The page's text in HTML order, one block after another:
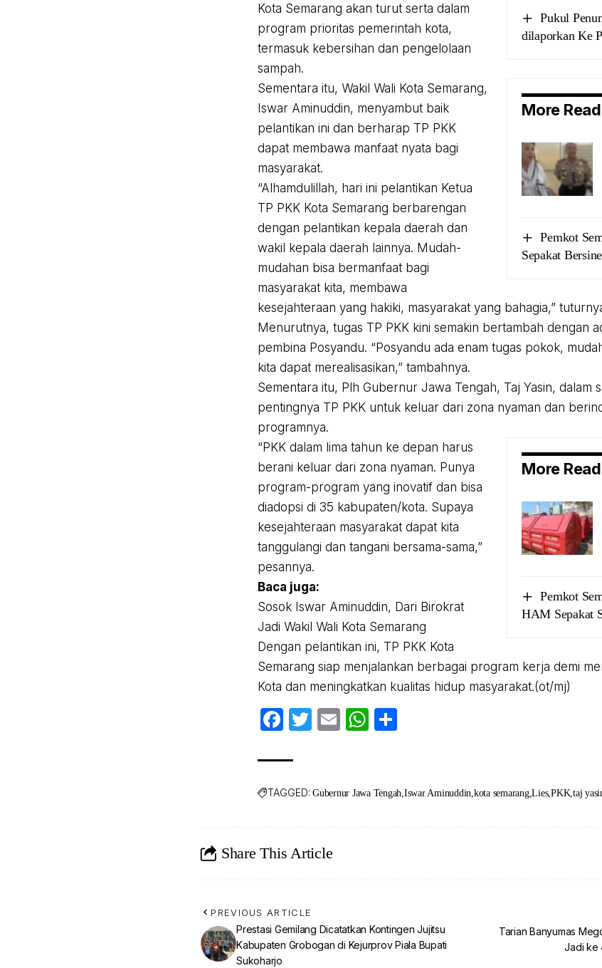
Pukul
dilaporkan Ke
Kota Semarang akan turut serta dalam
program prioritas pemerintah kota,
termasuk kebersihan dan pengelolaan
sampah.
More Read
Pemkot
Sepakat
Sementara itu, Wakil Wali Kota Semarang,
Iswar Aminuddin, menyambut baik
pelantikan ini dan berharap TP PKK
dapat membawa manfaat nyata bagi
masyarakat.
“Alhamdulillah, hari ini pelantikan Ketua
TP PKK Kota Semarang berbarengan
dengan pelantikan kepala daerah dan
wakil kepala daerah lainnya. Mudah-
mudahan bisa bermanfaat bagi
masyarakat kita, membawa
kesejahteraan yang hakiki, masyarakat yang bahagia,”
Menurutnya, tugas TP PKK kini semakin bertambah dengan
pembina Posyandu. “Posyandu ada enam tugas pokok,
kita dapat merealisasikan,” tambahnya.
Sementara itu, Plh Gubernur Jawa Tengah, Taj Yasin, dalam
pentingnya TP PKK untuk keluar dari zona nyaman dan
programnya.
More Read
Pemkot
HAM Sepakat
“PKK dalam lima tahun ke depan harus
berani keluar dari zona nyaman. Punya
program-program yang inovatif dan bisa
diadopsi di 35 kabupaten/kota. Supaya
kesejahteraan masyarakat dapat kita
tanggulangi dan tangani bersama-sama,”
pesannya.
Baca juga:
Sosok Iswar Aminuddin, Dari Birokrat
Jadi Wakil Wali Kota Semarang
Dengan pelantikan ini, TP PKK Kota
Semarang siap menjalankan berbagai program kerja demi
Kota dan meningkatkan kualitas hidup masyarakat.(ot/mj)
Facebook
Twitter
EmailWhatsApp
TAGGED: Gubernur Jawa Tengah Iswar Aminuddin kota semarang Lies PKK taj
Share This Article
PREVIOUS ARTICLE
Prestasi Gemilang Dicatatkan Kontingen Jujitsu
Kabupaten Grobogan di Kejurprov Piala Bupati
Sukoharjo
Tarian Banyumas
Jadi ke